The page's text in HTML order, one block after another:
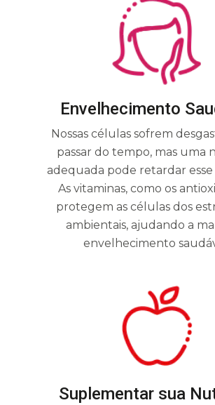
Envelhecimento
Nossas células sofrem
passar do tempo, mas uma
adequada pode retardar esse
As vitaminas, como os
protegem as células dos
ambientais, ajudando a
envelhecimento
Suplementar sua